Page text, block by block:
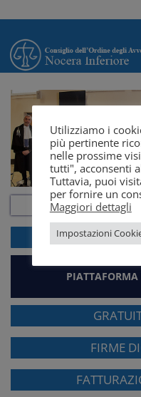
ACCEDI
PIATTAFORMA
FIRME
Utilizziamo i
più pertinente
nelle prossime
tutti", acconsenti
Tuttavia, puoi
per fornire un
Maggiori dettagli
Impostazioni